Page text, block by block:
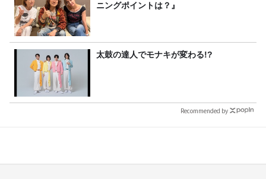
ニングポイントは？』
太鼓の達人でモナキが変わる!?
Recommended by